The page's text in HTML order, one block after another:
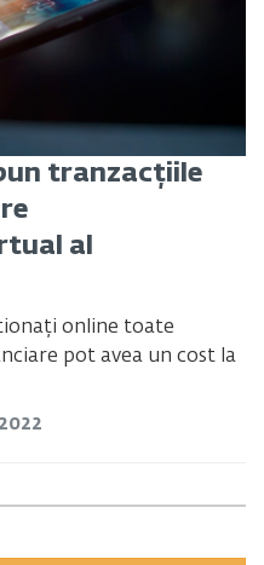
tranzacțiile
al
online toate
pot avea un cost la